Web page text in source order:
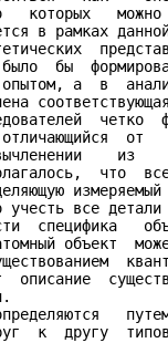
которых
в рамках
бы
опытом, а  в
четко
от
из
что
учесть все
специфика
объект
описание
к  другу